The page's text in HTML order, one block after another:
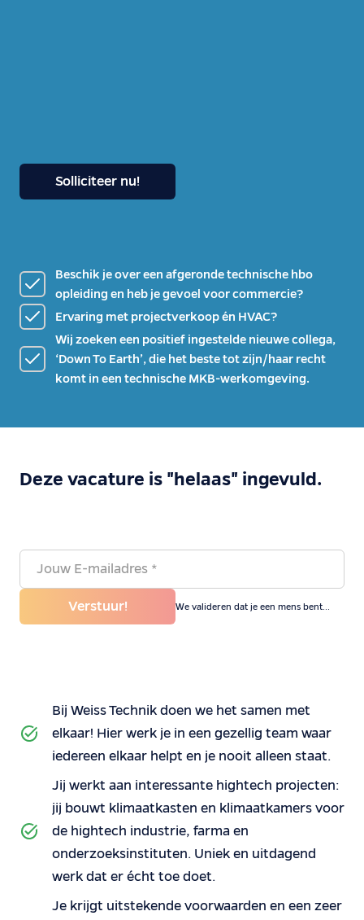
Solliciteer nu!
Beschik je over een afgeronde technische hbo
opleiding en heb je gevoel voor commercie?
Ervaring met projectverkoop én HVAC?
Wij zoeken een positief ingestelde nieuwe collega,
‘Down To Earth’, die het beste tot zijn/haar recht
komt in een technische MKB-werkomgeving.
Deze vacature is "helaas" ingevuld.
Verstuur! We valideren dat je een mens bent...
Bij Weiss Technik doen we het samen met
elkaar! Hier werk je in een gezellig team waar
iedereen elkaar helpt en je nooit alleen staat.
Jij werkt aan interessante hightech projecten:
jij bouwt klimaatkasten en klimaatkamers voor
de hightech industrie, farma en
onderzoeksinstituten. Uniek en uitdagend
werk dat er écht toe doet.
Je krijgt uitstekende voorwaarden en een zeer